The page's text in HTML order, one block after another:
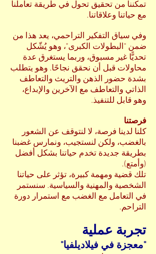
تمكننا من تحقيق تحول في طريقة تعاملنا
مع حياتنا وعلاقاتنا.
وفي سياق التفكير التراحمي، يعد هذا من
ضمن "البطولات الكبرى"، وهو يُشّكل
تحديًّا غير مسبوق، وربما يستغرق عدة
محاولات قبل أن نحقق نجاحًا. وهو يتطلب
بشدة حضور الذهن والتريث والتعاطف
الذاتي والتعاطف مع الآخرين والإبداع،
وهو قابل للتنفيذ.
فرصتنا
كلنا لدينا فرصة، لا لنتوقف عن الشعور
بالغضب، ولكن لنستجيب، ونمارس غضبنا
بطريقة جديدة تخدم حياتنا بشكل أفضل
(وأمتع).
تلك قضية ومهمة كبيرة، تؤثر على حياتنا
الشخصية والمهنية والسياسية. سنستمر
في التعامل مع الغضب مع استمرار دورة
التراحم.
تجربة عملية
"معجزة في فيلاديلفيا"